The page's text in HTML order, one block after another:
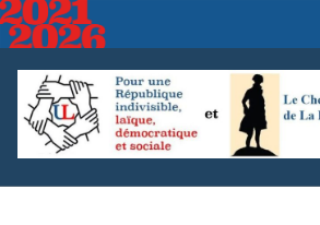
Aller
au
contenu